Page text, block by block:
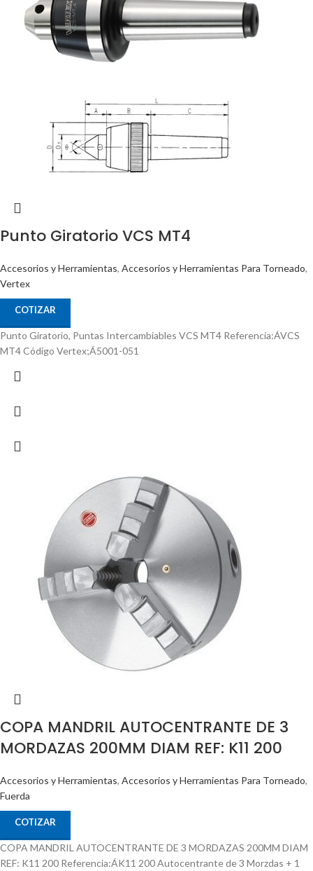
Punto Giratorio VCS MT4
Accesorios y Herramientas, Accesorios y Herramientas Para Torneado,
Vertex
COTIZAR
Punto Giratorio, Puntas Intercambiables VCS MT4 Referencia:ÁVCS
MT4 Código Vertex;Á5001-051
COPA MANDRIL AUTOCENTRANTE DE 3
MORDAZAS 200MM DIAM REF: K11 200
Accesorios y Herramientas, Accesorios y Herramientas Para Torneado,
Fuerda
COTIZAR
COPA MANDRIL AUTOCENTRANTE DE 3 MORDAZAS 200MM DIAM
REF: K11 200 Referencia:ÁK11 200 Autocentrante de 3 Morzdas + 1